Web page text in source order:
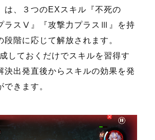
は、３つのEXスキル『不死の
ラスⅤ』『攻撃力プラスⅢ』を持
段階に応じて解放されます。
しておくだけでスキルを習得す
決出発直後からスキルの効果を発
きます。